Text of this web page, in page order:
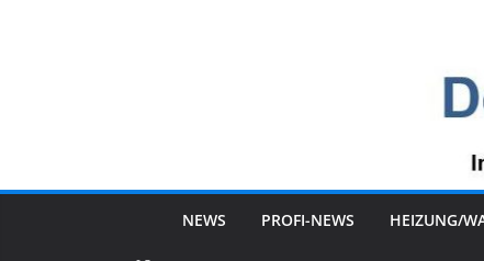
NEWS PROFI-NEWS HEIZUNG/